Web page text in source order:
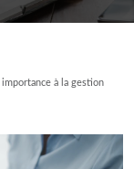
à la gestion